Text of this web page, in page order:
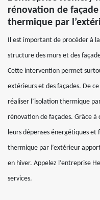
rénovation de
thermique par
Il est important de procéder à
structure des murs et des
Cette intervention permet
extérieurs et des façades. De
réaliser l’isolation thermique
rénovation de façades. Grâce
leurs dépenses énergétiques et
thermique par l’extérieur
en hiver. Appelez l’entreprise
services.